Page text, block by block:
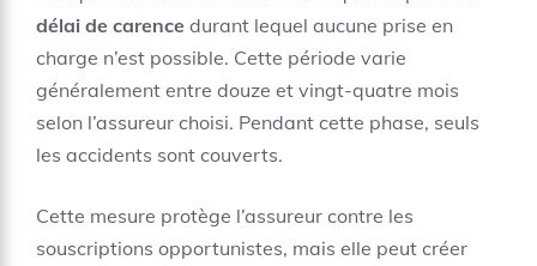
délai de carence durant lequel aucune prise en
charge n’est possible. Cette période varie
généralement entre douze et vingt-quatre mois
selon l’assureur choisi. Pendant cette phase, seuls
les accidents sont couverts.
Cette mesure protège l’assureur contre les
souscriptions opportunistes, mais elle peut créer